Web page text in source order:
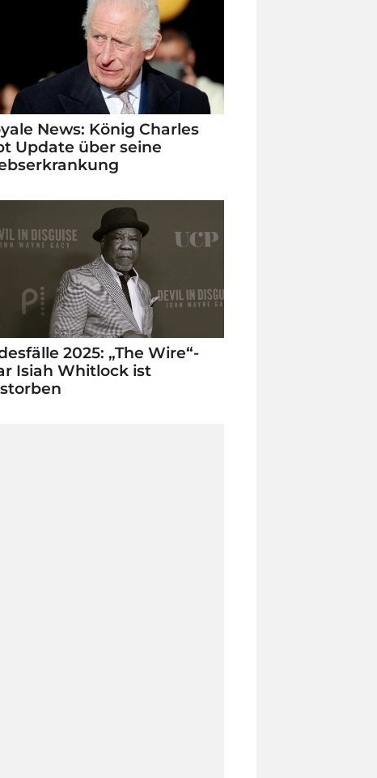
News: König Charles
Update über seine
2025: „The Wire“-
Isiah Whitlock ist